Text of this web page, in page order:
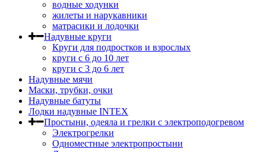
водные ходунки
жилеты и нарукавники
матрасики и лодочки
Надувные круги
Круги для подростков и взрослых
круги с 6 до 10 лет
круги c 3 до 6 лет
Надувные мячи
Маски, трубки, очки
Надувные батуты
Лодки надувные INTEX
Простыни, одеяла и грелки с электроподогревом
Электрогрелки
Одноместные электропростыни